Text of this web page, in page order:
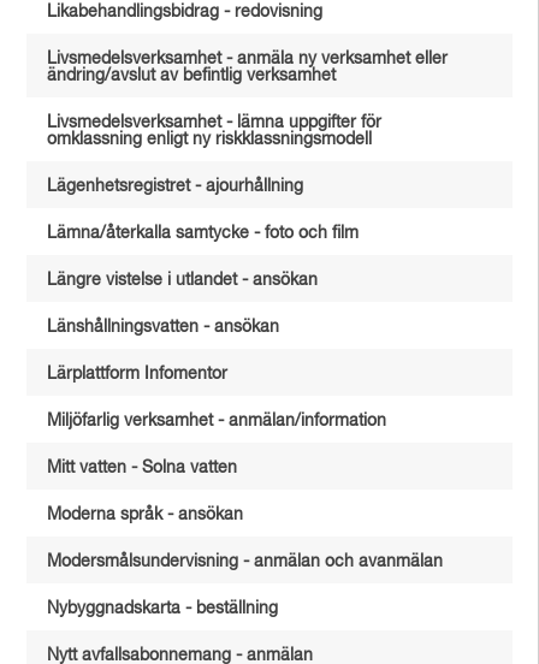
Likabehandlingsbidrag - redovisning
Livsmedelsverksamhet - anmäla ny verksamhet eller
ändring/avslut av befintlig verksamhet
Livsmedelsverksamhet - lämna uppgifter för
omklassning enligt ny riskklassningsmodell
Lägenhetsregistret - ajourhållning
Lämna/återkalla samtycke - foto och film
Längre vistelse i utlandet - ansökan
Länshållningsvatten - ansökan
Lärplattform Infomentor
Miljöfarlig verksamhet - anmälan/information
Mitt vatten - Solna vatten
Moderna språk - ansökan
Modersmålsundervisning - anmälan och avanmälan
Nybyggnadskarta - beställning
Nytt avfallsabonnemang - anmälan